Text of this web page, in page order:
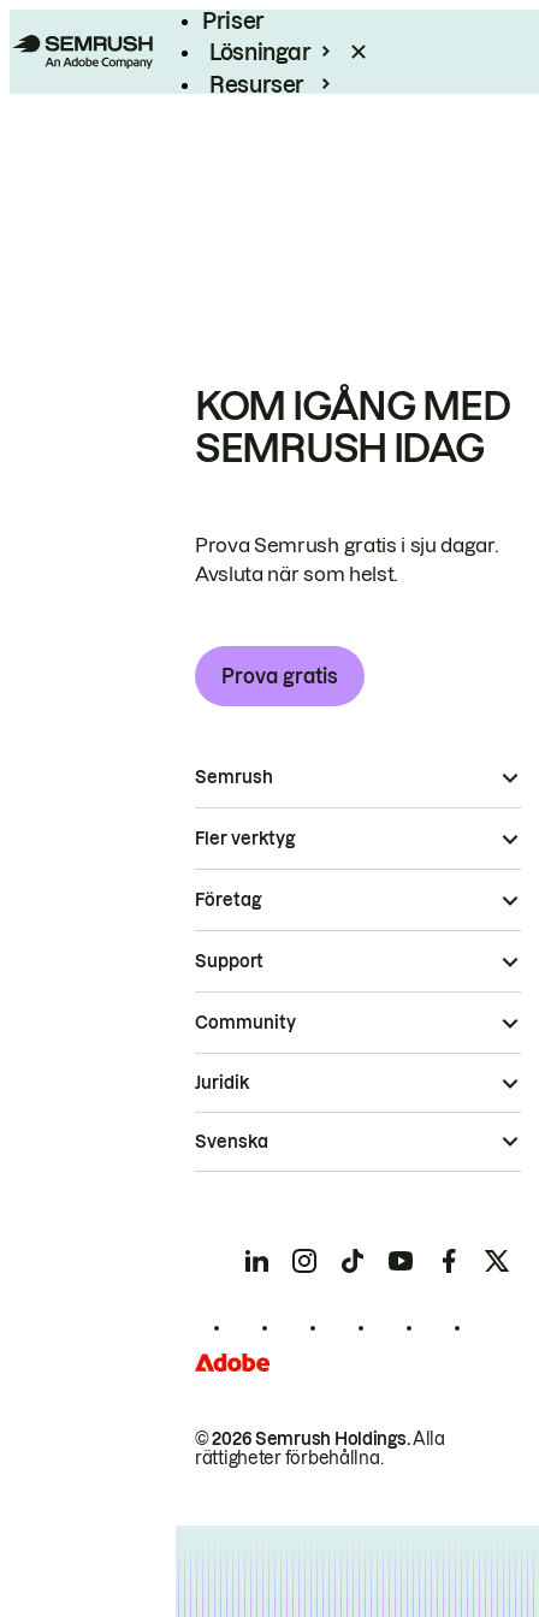
Priser
Lösningar
Resurser
KOM IGÅNG MED
SEMRUSH IDAG
Prova Semrush gratis i sju dagar.
Avsluta när som helst.
Prova gratis
Semrush
Fler verktyg
Företag
Support
Community
© 2026 Semrush Holdings.Alla
rättigheter förbehållna.
Juridik
Svenska